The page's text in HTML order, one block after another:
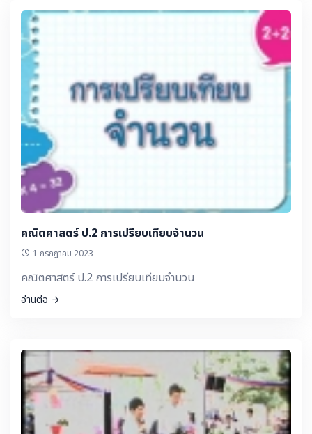
คณิตศาสตร์ ป.2 การเปรียบเทียบจำนวน
1 กรกฎาคม 2023
คณิตศาสตร์ ป.2 การเปรียบเทียบจำนวน
อ่านต่อ